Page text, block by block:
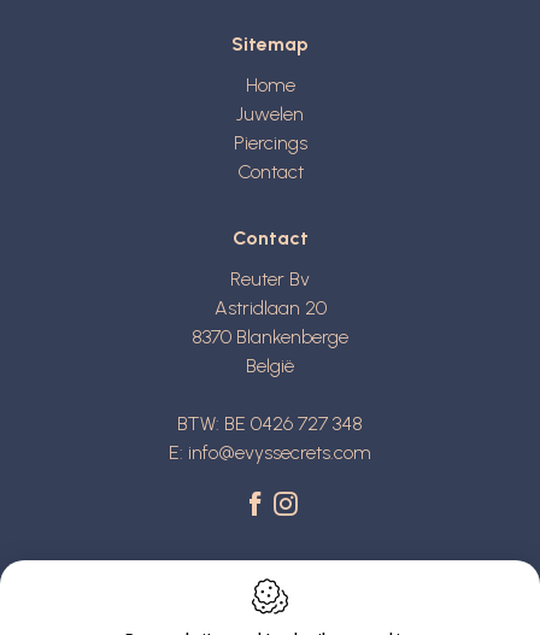
Sitemap
Home
Juwelen
Piercings
Contact
Contact
Reuter Bv
Astridlaan 20
8370 Blankenberge
België
BTW: BE 0426 727 348
E: info@evyssecrets.com